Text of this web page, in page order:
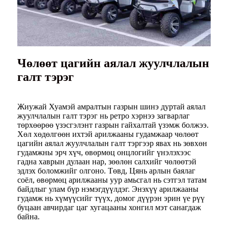
Чөлөөт цагийн аялал жуулчлалын
галт тэрэг
Жиужай Хуамэй амралтын газрын шинэ дуртай аялал
жуулчлалын галт тэрэг нь ретро хэрнээ загварлаг
төрхөөрөө үзэсгэлэнт газрын гайхалтай үзэмж болжээ.
Хөл хөдөлгөөн ихтэй арилжааны гудамжаар чөлөөт
цагийн аялал жуулчлалын галт тэргээр явах нь зөвхөн
гудамжны эрч хүч, өвөрмөц онцлогийг үнэлэхээс
гадна хаврын дулаан нар, зөөлөн салхийг чөлөөтэй
эдлэх боломжийг олгоно. Төвд, Цянь арлын баялаг
соёл, өвөрмөц арилжааны уур амьсгал нь сэтгэл татам
байдлыг улам бүр нэмэгдүүлдэг. Энэхүү арилжааны
гудамж нь хүмүүсийг түүх, домог дүүрэн эрин үе рүү
буцаан авчирдаг цаг хугацааны хонгил мэт санагдаж
байна.